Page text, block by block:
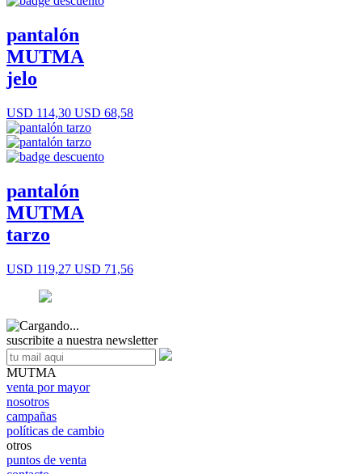
pantalón
MUTMA
jelo
USD 114,30 USD 68,58
pantalón
MUTMA
tarzo
USD 119,27 USD 71,56
suscribite a nuestra newsletter
MUTMA
venta por mayor
nosotros
campañas
políticas de cambio
otros
puntos de venta